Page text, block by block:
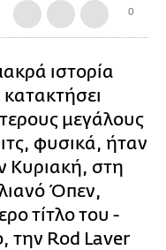
0
ιστορία
μεγάλους
φυσικά, ήταν
Κυριακή, στη
Όπεν,
τίτλο του -
την Rod Laver